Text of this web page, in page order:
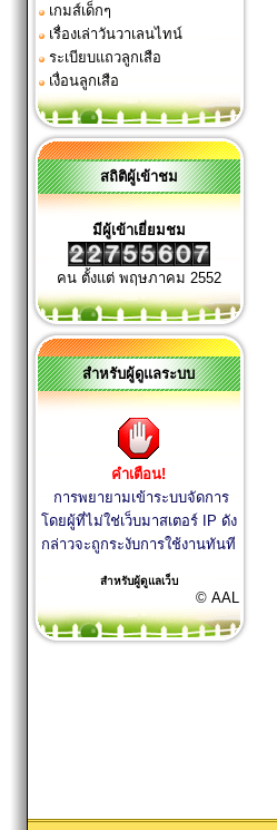
เกมส์เด็กๆ
เรื่องเล่าวันวาเลนไทน์
ระเบียบแถวลูกเสือ
เงื่อนลูกเสือ
สถิติผู้เข้าชม
มีผู้เข้าเยี่ยมชม
คน ตั้งแต่ พฤษภาคม 2552
สำหรับผู้ดูแลระบบ
คำเตือน!
การพยายามเข้าระบบจัดการ
โดยผู้ที่ไม่ใช่เว็บมาสเตอร์ IP ดัง
กล่าวจะถูกระงับการใช้งานทันที
สำหรับผู้ดูแลเว็บ
© AAL